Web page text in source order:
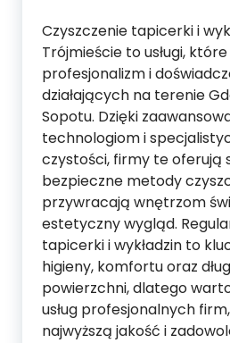
Czyszczenie tapicerki i
Trójmieście to usługi, które
profesjonalizm i
działających na terenie
Sopotu. Dzięki
technologiom i
czystości, firmy te oferują
bezpieczne metody
przywracają wnętrzom
estetyczny wygląd.
tapicerki i wykładzin to
higieny, komfortu oraz
powierzchni, dlatego
usług profesjonalnych
najwyższą jakość i